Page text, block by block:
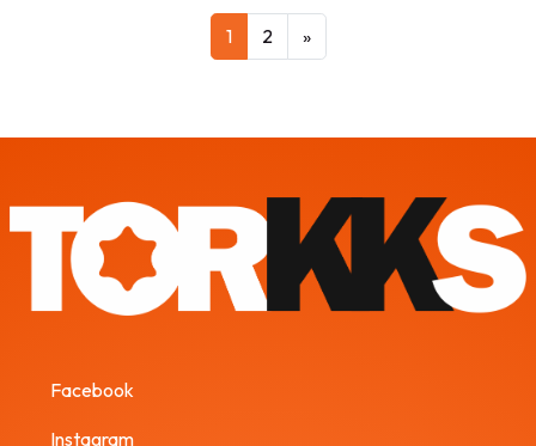
1 2 »
Facebook
Instagram